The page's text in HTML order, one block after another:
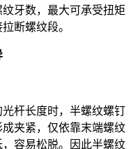
牙数，最大可承受扭矩
断螺纹段。
杆长度时，半螺纹螺钉
夹紧，仅依靠末端螺纹
容易松脱。因此半螺纹